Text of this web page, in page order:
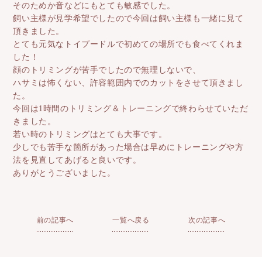
そのためか音などにもとても敏感でした。
飼い主様が見学希望でしたので今回は飼い主様も一緒に見て
頂きました。
とても元気なトイプードルで初めての場所でも食べてくれま
した！
顔のトリミングが苦手でしたので無理しないで、
ハサミは怖くない、許容範囲内でのカットをさせて頂きまし
た。
今回は1時間のトリミング＆トレーニングで終わらせていただ
きました。
若い時のトリミングはとても大事です。
少しでも苦手な箇所があった場合は早めにトレーニングや方
法を見直してあげると良いです。
ありがとうございました。
前の記事へ 一覧へ戻る 次の記事へ